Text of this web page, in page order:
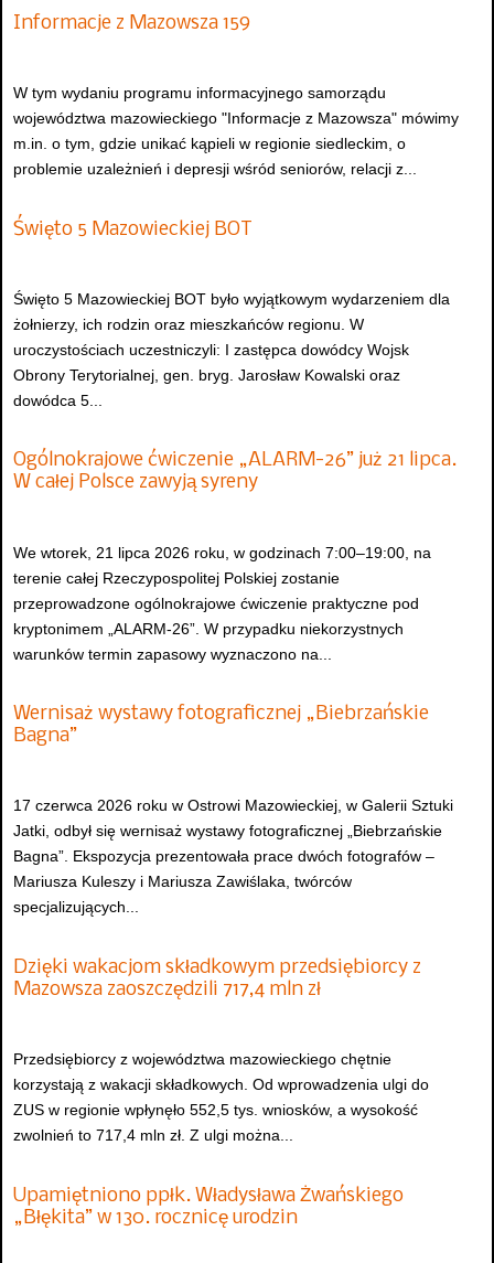
Informacje z Mazowsza 159
W tym wydaniu programu informacyjnego samorządu
województwa mazowieckiego "Informacje z Mazowsza" mówimy
m.in. o tym, gdzie unikać kąpieli w regionie siedleckim, o
problemie uzależnień i depresji wśród seniorów, relacji z...
Święto 5 Mazowieckiej BOT
Święto 5 Mazowieckiej BOT było wyjątkowym wydarzeniem dla
żołnierzy, ich rodzin oraz mieszkańców regionu. W
uroczystościach uczestniczyli: I zastępca dowódcy Wojsk
Obrony Terytorialnej, gen. bryg. Jarosław Kowalski oraz
dowódca 5...
Ogólnokrajowe ćwiczenie „ALARM-26” już 21 lipca.
W całej Polsce zawyją syreny
We wtorek, 21 lipca 2026 roku, w godzinach 7:00–19:00, na
terenie całej Rzeczypospolitej Polskiej zostanie
przeprowadzone ogólnokrajowe ćwiczenie praktyczne pod
kryptonimem „ALARM-26”. W przypadku niekorzystnych
warunków termin zapasowy wyznaczono na...
Wernisaż wystawy fotograficznej „Biebrzańskie
Bagna”
17 czerwca 2026 roku w Ostrowi Mazowieckiej, w Galerii Sztuki
Jatki, odbył się wernisaż wystawy fotograficznej „Biebrzańskie
Bagna”. Ekspozycja prezentowała prace dwóch fotografów –
Mariusza Kuleszy i Mariusza Zawiślaka, twórców
specjalizujących...
Dzięki wakacjom składkowym przedsiębiorcy z
Mazowsza zaoszczędzili 717,4 mln zł
Przedsiębiorcy z województwa mazowieckiego chętnie
korzystają z wakacji składkowych. Od wprowadzenia ulgi do
ZUS w regionie wpłynęło 552,5 tys. wniosków, a wysokość
zwolnień to 717,4 mln zł. Z ulgi można...
Upamiętniono ppłk. Władysława Żwańskiego
„Błękita” w 130. rocznicę urodzin